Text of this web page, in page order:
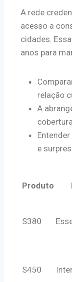
A rede
acesso a
cidades.
anos para
relação
A
e
Produto
S380
S450